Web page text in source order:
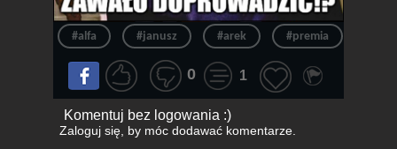
#alfa #janusz #arek #premia
0 1
Komentuj bez logowania :)
Zaloguj się, by móc dodawać komentarze.